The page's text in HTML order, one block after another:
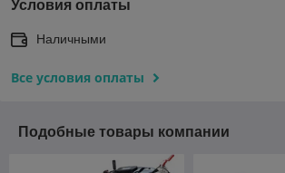
Условия оплаты
Наличными
Все условия оплаты
Подобные товары компании